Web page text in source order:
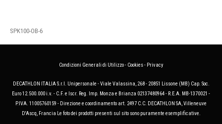
SPK100-OB-6
Condizioni Generali di Utilizzo- Cookies- Privacy
DECATHLON ITALIA S.r.l. Unipersonale - Viale Valassina, 268 - 20851 Lissone (MB) Cap. Soc.
Euro 12.500.000 i.v. - C.F. e Iscr. Reg. Imp. Monza e Brianza 02137480964 - R.E.A. MB-1370021 -
P.IVA. 11005760159 - Direzione e coordinamento art. 2497 C.C. DECATHLON SA, Villeneuve
D'Ascq, Francia Le foto dei prodotti presenti sul sito sono puramente esemplificative.